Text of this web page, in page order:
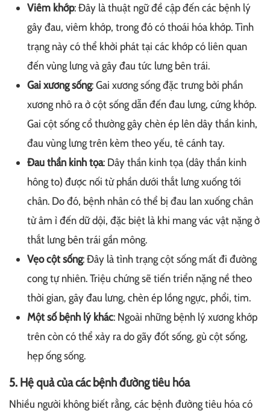
Viêm khớp: Đây là thuật ngữ đề cập đến các bệnh lý
gây đau, viêm khớp, trong đó có thoái hóa khớp. Tình
trạng này có thể khởi phát tại các khớp có liên quan
đến vùng lưng và gây đau tức lưng bên trái.
Gai xương sống: Gai xương sống đặc trưng bởi phần
xương nhô ra ở cột sống dẫn đến đau lưng, cứng khớp.
Gai cột sống cổ thường gây chèn ép lên dây thần kinh,
đau vùng lưng trên kèm theo yếu, tê cánh tay.
Đau thần kinh tọa: Dây thần kinh tọa (dây thần kinh
hông to) được nối từ phần dưới thắt lưng xuống tới
chân. Do đó, bệnh nhân có thể bị đau lan xuống chân
từ âm ỉ đến dữ dội, đặc biệt là khi mang vác vật nặng ở
thắt lưng bên trái gần mông.
Vẹo cột sống: Đây là tình trạng cột sống mất đi đường
cong tự nhiên. Triệu chứng sẽ tiến triển nặng nề theo
thời gian, gây đau lưng, chèn ép lồng ngực, phổi, tim.
Một số bệnh lý khác: Ngoài những bệnh lý xương khớp
trên còn có thể xảy ra do gãy đốt sống, gù cột sống,
hẹp ống sống.
5. Hệ quả của các bệnh đường tiêu hóa
Nhiều người không biết rằng, các bệnh đường tiêu hóa có